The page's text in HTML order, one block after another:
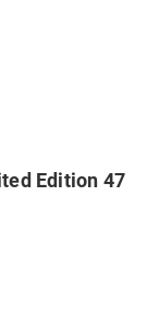
Edition 47